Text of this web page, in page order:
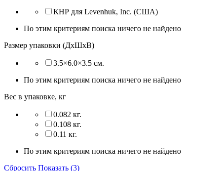
КНР для Levenhuk, Inc. (США)
По этим критериям поиска ничего не найдено
Размер упаковки (ДхШхВ)
3.5×6.0×3.5 см.
По этим критериям поиска ничего не найдено
Вес в упаковке, кг
0.082 кг.
0.108 кг.
0.11 кг.
По этим критериям поиска ничего не найдено
Сбросить Показать (3)